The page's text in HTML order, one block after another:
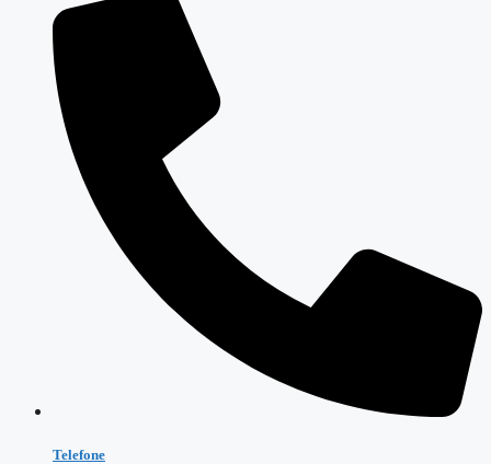
Telefone